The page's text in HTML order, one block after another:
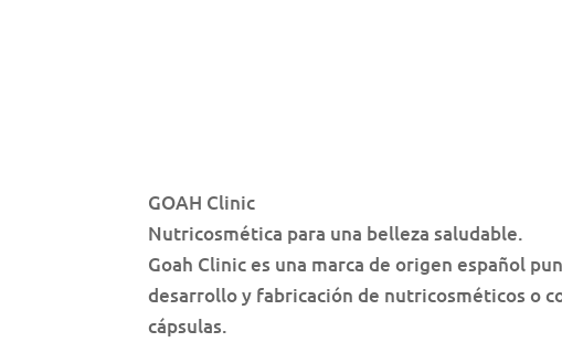
GOAH Clinic
Nutricosmética para una belleza saludable.
Goah Clinic es una marca de origen español
desarrollo y fabricación de nutricosméticos o
cápsulas.